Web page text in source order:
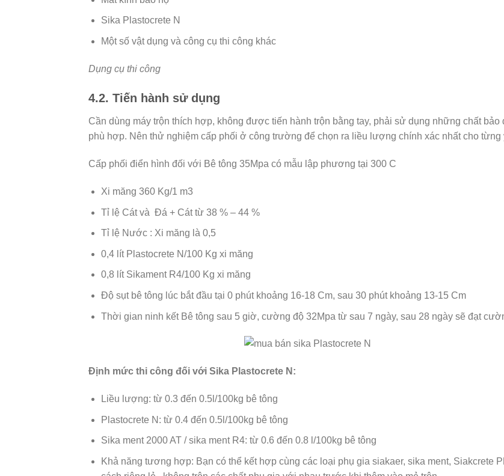
Sika Plastocrete N
Một số vật dụng và công cụ thi công khác
Dụng cụ thi công
4.2. Tiến hành sử dụng
Cần dùng máy trộn thích hợp, không được tiến hành trộn bằng tay, phải sử dụng những chất
phù hợp. Nên thử nghiệm cấp phối ở công trường để chọn ra liều lượng chính xác nhất cho từng
Cấp phối điển hình đối với Bê tông 35Mpa có mẫu lập phương tại 300 C
Xi măng 360 Kg/1 m3
Tỉ lệ Cát và Đá + Cát từ 38 % – 44 %
Tỉ lệ Nước : Xi măng là 0,5
0,4 lít Plastocrete N/100 Kg xi măng
0,8 lít Sikament R4/100 Kg xi măng
Độ sụt bê tông lúc bắt đầu tại 0 phút khoảng 16-18 Cm, sau 30 phút khoảng 13-15 Cm
Thời gian ninh kết Bê tông sau 5 giờ, cường độ 32Mpa từ sau 7 ngày, sau 28 ngày sẽ đạt
Định mức thi công đối với Sika Plastocrete N:
Liều lượng: từ 0.3 đến 0.5l/100kg bê tông
Plastocrete N: từ 0.4 đến 0.5l/100kg bê tông
Sika ment 2000 AT / sika ment R4: từ 0.6 đến 0.8 l/100kg bê tông
Khả năng tương hợp: Bạn có thể kết hợp cùng các loại phụ gia siakaer, sika ment, Siakcrete